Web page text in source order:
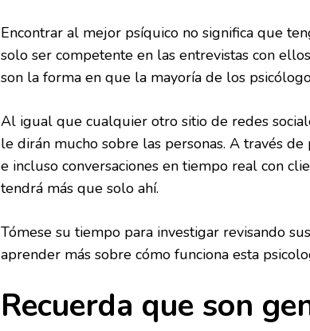
Encontrar al mejor psíquico no significa que
solo ser competente en las entrevistas con
son la forma en que la mayoría de los
Al igual que cualquier otro sitio de redes
le dirán mucho sobre las personas. A través
e incluso conversaciones en tiempo real con
tendrá más que solo ahí.
Tómese su tiempo para investigar revisando
aprender más sobre cómo funciona esta
Recuerda que son